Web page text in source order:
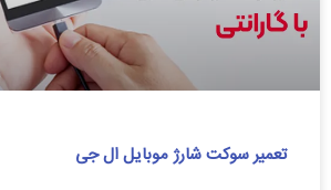
تعمیر سوکت شارژ موبایل ال جی